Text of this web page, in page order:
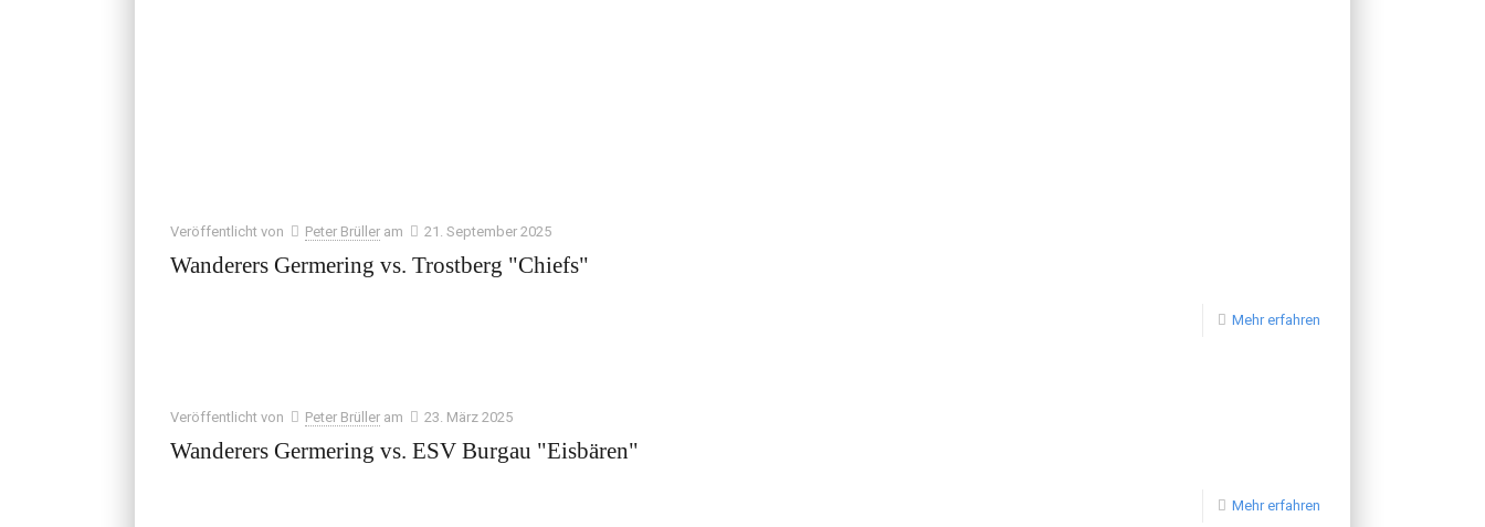
Veröffentlicht von Peter Brüller am 21. September 2025
Wanderers Germering vs. Trostberg "Chiefs"
Mehr erfahren
Veröffentlicht von Peter Brüller am 23. März 2025
Wanderers Germering vs. ESV Burgau "Eisbären"
Mehr erfahren